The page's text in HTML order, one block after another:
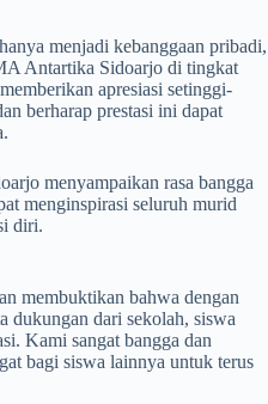
menjadi kebanggaan pribadi,
Antartika Sidoarjo di tingkat
apresiasi setinggi-
berharap prestasi ini dapat
menyampaikan rasa bangga
menginspirasi seluruh murid
diri.
membuktikan bahwa dengan
dukungan dari sekolah, siswa
Kami sangat bangga dan
bagi siswa lainnya untuk terus